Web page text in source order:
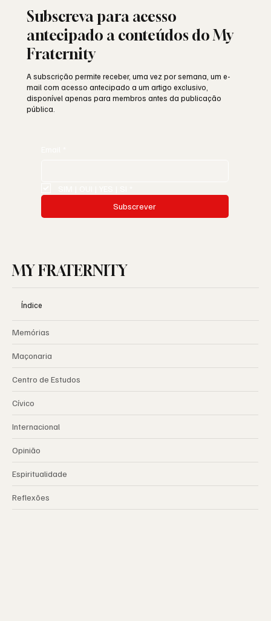
Subscreva para acesso
antecipado a conteúdos do My
Fraternity
A subscrição permite receber, uma vez por semana, um e-
mail com acesso antecipado a um artigo exclusivo,
disponível apenas para membros antes da publicação
pública.
Subscrever
MY FRATERNITY
Índice
Memórias
Maçonaria
Centro de Estudos
Cívico
Internacional
Opinião
Espiritualidade
Reflexões